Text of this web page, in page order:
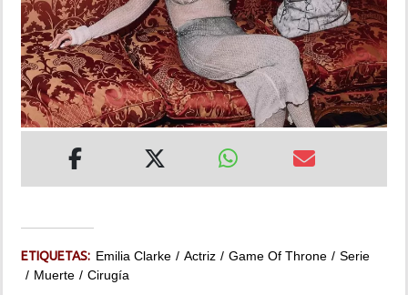
INSÓLITAS
MULTIMEDIA
IMPRESO
ETIQUETAS: Emilia Clarke Actriz Game Of Throne
Serie
Muerte
Cirugía